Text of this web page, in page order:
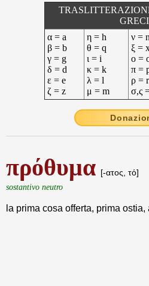
GRECI
α = a
β = b
γ = g
δ = d
ε = e
ζ = z
η = h
θ = q
ι = i
κ = k
λ = l
μ = m
ν = n
ξ =
ο =
π =
ρ = r
σ,ς
πρόθυμα [-ατος, τό]
sostantivo neutro
la prima cosa offerta, prima